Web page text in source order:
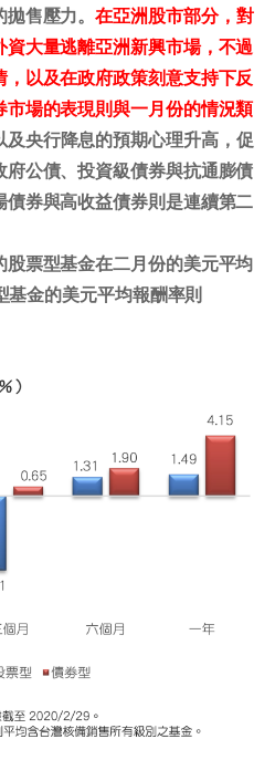
拋售壓力。在亞洲股市部分，對
大量逃離亞洲新興市場，不過
以及在政府政策刻意支持下反
場的表現則與一月份的情況類
央行降息的預期心理升高，促
公債、投資級債券與抗通膨債
券與高收益債券則是連續第二
票型基金在二月份的美元平均
金的美元平均報酬率則